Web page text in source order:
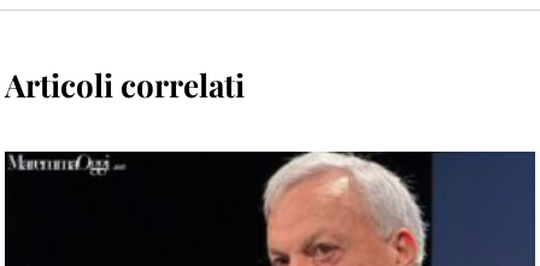
Articoli correlati